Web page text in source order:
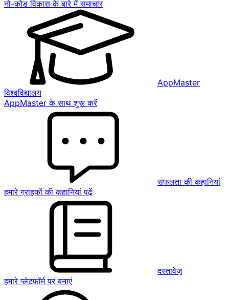
नो-कोड विकास के बारे में समाचार
AppMaster
विश्वविद्यालय
AppMaster के साथ शुरू करें
सफलता की कहानियां
हमारे ग्राहकों की कहानियां पढ़ें
दस्तावेज़
हमारे प्लेटफॉर्म पर बनाएं